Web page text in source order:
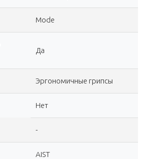
Mode
Да
Эргономичные грипсы
Нет
-
AIST